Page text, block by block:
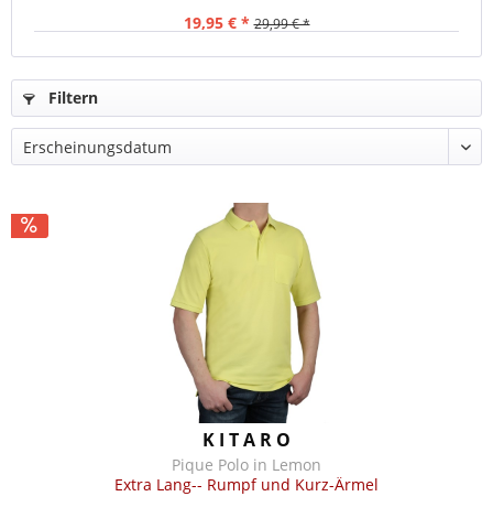
19,95 € * 29,99 € *
Filtern
K I T A R O
Pique Polo in Lemon
Extra Lang-- Rumpf und Kurz-Ärmel